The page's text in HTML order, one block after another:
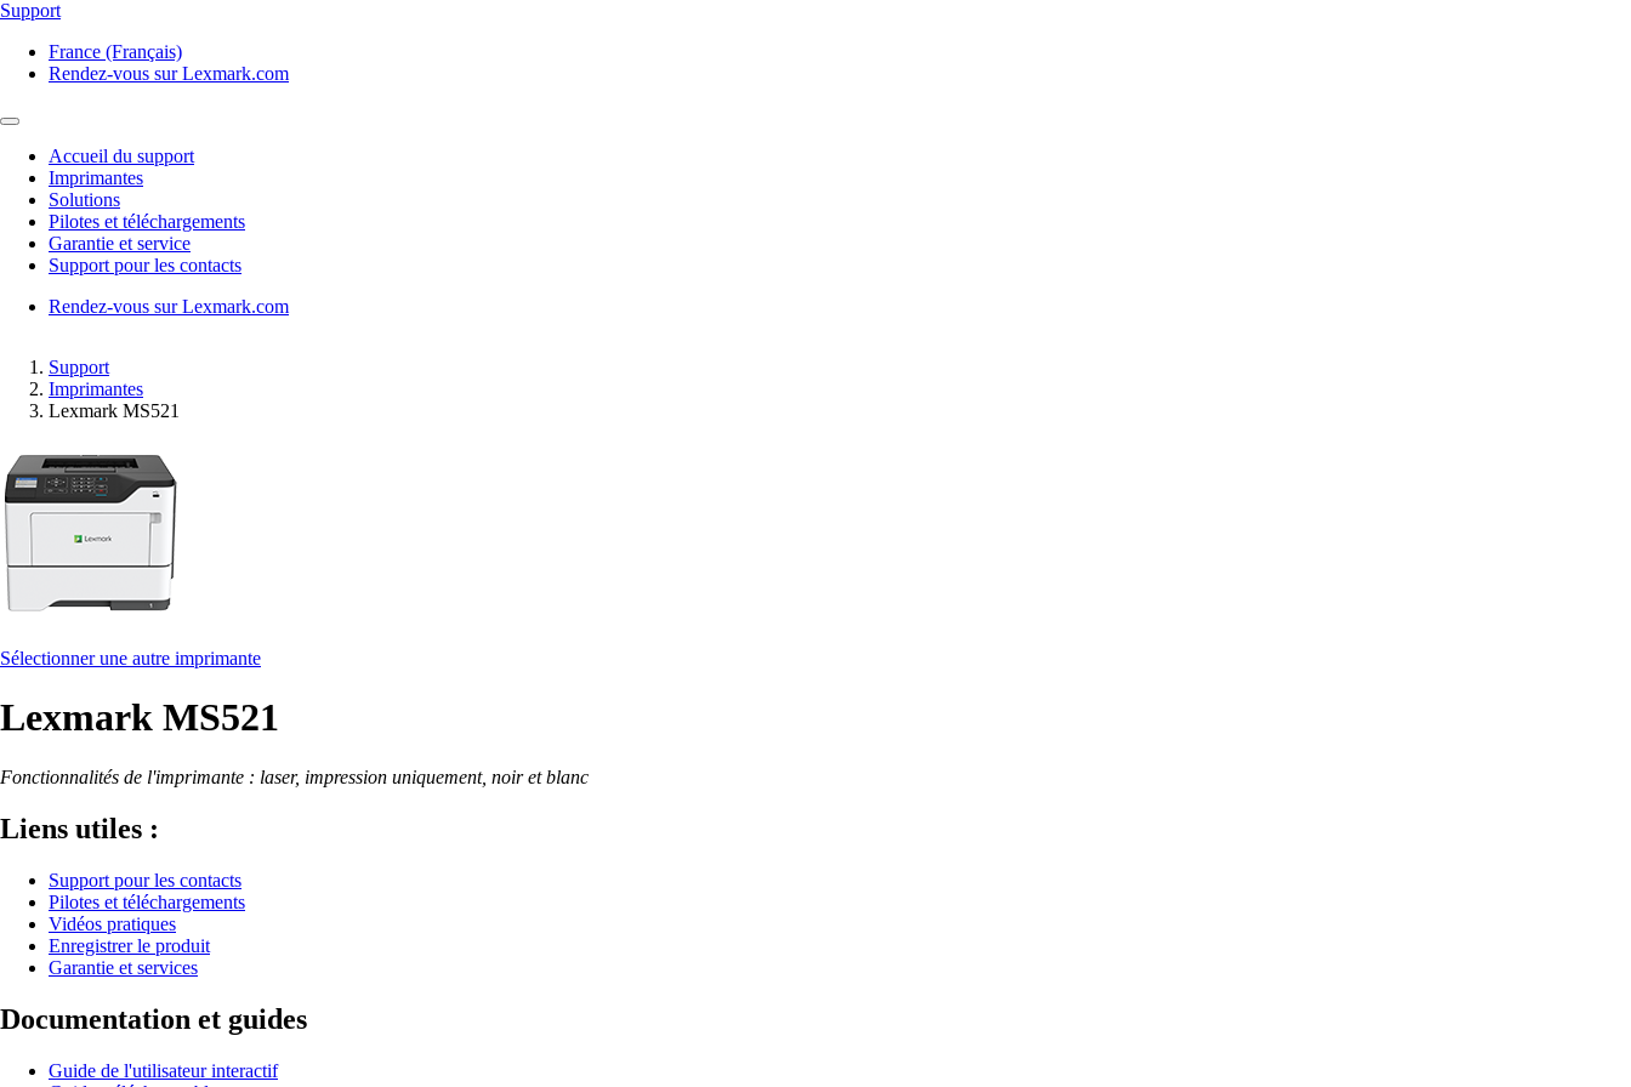
Support
France (Français)
Rendez-vous sur Lexmark.com
Accueil du support
Imprimantes
Solutions
Pilotes et téléchargements
Garantie et service
Support pour les contacts
Rendez-vous sur Lexmark.com
Support
Imprimantes
Lexmark MS521
Sélectionner une autre imprimante
Lexmark MS521
Fonctionnalités de l'imprimante : laser, impression uniquement, noir et blanc
Liens utiles :
Support pour les contacts
Pilotes et téléchargements
Vidéos pratiques
Enregistrer le produit
Garantie et services
Documentation et guides
Guide de l'utilisateur interactif